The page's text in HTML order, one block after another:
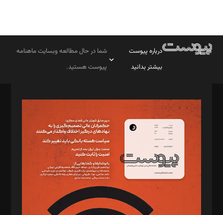
درباره پیوست
بیشتر بدانید
شما در حال مطالعه وبسایت ماهنامه
پیوست هستید.
مدیر مسئول: محمدباقر اثنی‌عشری
سردبیر: مهرک محمودی
دبیر تحریریه: میثم قاسمی
د‌بیر ناداستان: سمانه سمیع
د‌بیر خدمت و تجارت: ابوالفضل رجبی
د‌بیر حقوق فناوری: حسام‌الدین ایپکچی
د‌بیر پیوست جهان: مینا پاکدل
د‌بیر تحریریه آنلاین: بابک نقاش